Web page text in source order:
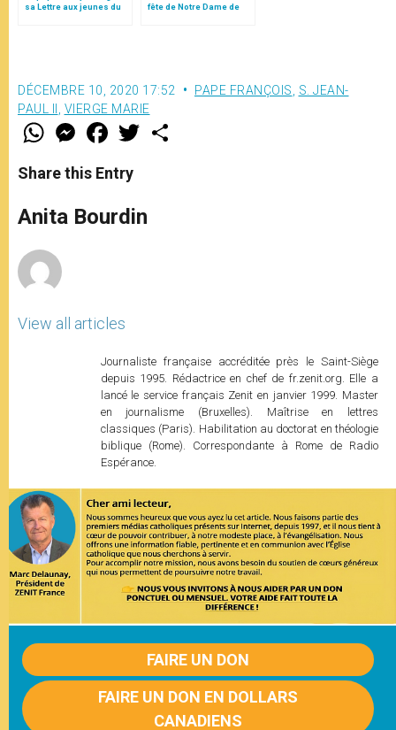
sa Lettre aux jeunes du
fête de Notre Dame de
DÉCEMBRE 10, 2020 17:52 PAPE FRANÇOIS
S. JEAN-
PAUL II
VIERGE MARIE
W
t
s
p
p
M
e
s
e
g
e
F
a
e
b
o
k
w
r
Share this Entry
Anita Bourdin
View all articles
Journaliste française accréditée près le Saint-Siège
depuis 1995. Rédactrice en chef de fr.zenit.org. Elle a
lancé le service français Zenit en janvier 1999. Master
en journalisme (Bruxelles). Maîtrise en lettres
classiques (Paris). Habilitation au doctorat en théologie
biblique (Rome). Correspondante à Rome de Radio
Espérance.
FAIRE UN DON
FAIRE UN DON EN DOLLARS
CANADIENS